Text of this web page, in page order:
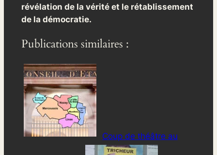
révélation de la vérité et le rétablissement
de la démocratie.
Publications similaires :
Coup de théâtre au